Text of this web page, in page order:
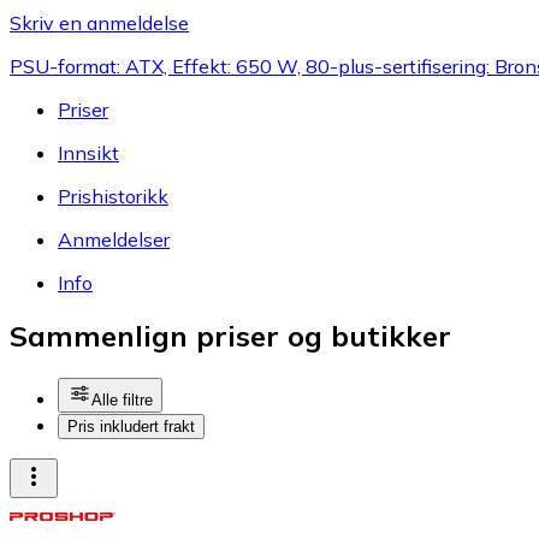
Skriv en anmeldelse
PSU-format: ATX, Effekt: 650 W, 80-plus-sertifisering:
Priser
Innsikt
Prishistorikk
Anmeldelser
Info
Sammenlign priser og butikker
Alle filtre
Pris inkludert frakt